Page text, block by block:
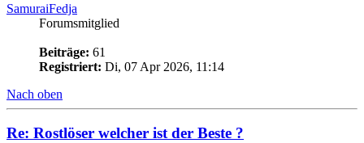
SamuraiFedja
Forumsmitglied
Beiträge: 61
Registriert: Di, 07 Apr 2026, 11:14
Nach oben
Re: Rostlöser welcher ist der Beste ?